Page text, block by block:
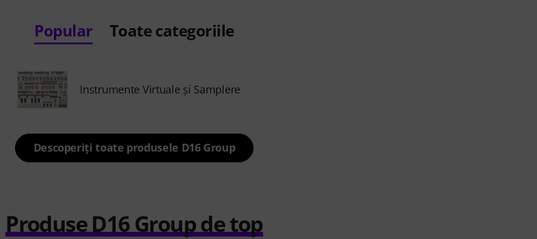
Popular Toate categoriile
Instrumente Virtuale şi Samplere
Descoperiți toate produsele D16 Group
Produse D16 Group de top